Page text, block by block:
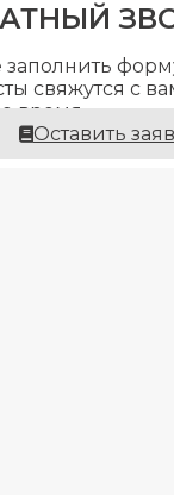
свяжутся с
время.
Оставить